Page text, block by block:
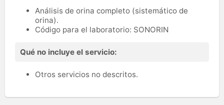
Análisis de orina completo (sistemático de
orina).
Código para el laboratorio: SONORIN
Qué no incluye el servicio:
Otros servicios no descritos.